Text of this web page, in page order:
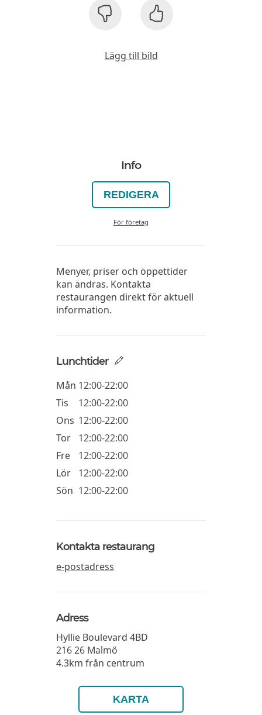
Lägg till bild
Info
REDIGERA
För företag
Menyer, priser och öppettider
kan ändras. Kontakta
restaurangen direkt för aktuell
information.
Lunchtider
Mån 12:00-22:00
Tis
12:00-22:00
Ons 12:00-22:00
Tor
12:00-22:00
Fre
12:00-22:00
Lör
12:00-22:00
Sön 12:00-22:00
Kontakta restaurang
e-postadress
Adress
Hyllie Boulevard 4BD
216 26 Malmö
4.3km från centrum
KARTA